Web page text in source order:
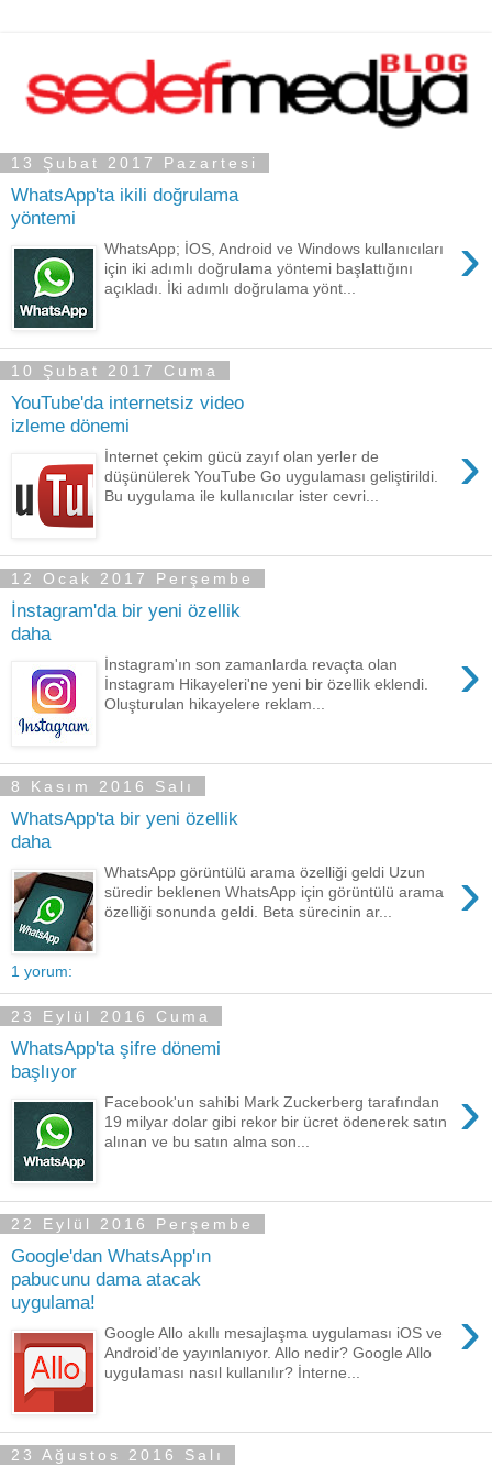
13 Şubat 2017 Pazartesi
WhatsApp'ta ikili doğrulama
yöntemi
›
WhatsApp; İOS, Android ve Windows kullanıcıları
için iki adımlı doğrulama yöntemi başlattığını
açıkladı. İki adımlı doğrulama yönt...
10 Şubat 2017 Cuma
YouTube'da internetsiz video
izleme dönemi
›
İnternet çekim gücü zayıf olan yerler de
düşünülerek YouTube Go uygulaması geliştirildi.
Bu uygulama ile kullanıcılar ister cevri...
12 Ocak 2017 Perşembe
İnstagram'da bir yeni özellik
daha
›
İnstagram'ın son zamanlarda revaçta olan
İnstagram Hikayeleri'ne yeni bir özellik eklendi.
Oluşturulan hikayelere reklam...
8 Kasım 2016 Salı
WhatsApp'ta bir yeni özellik
daha
›
WhatsApp görüntülü arama özelliği geldi Uzun
süredir beklenen WhatsApp için görüntülü arama
özelliği sonunda geldi. Beta sürecinin ar...
1 yorum:
23 Eylül 2016 Cuma
WhatsApp'ta şifre dönemi
başlıyor
›
Facebook'un sahibi Mark Zuckerberg tarafından
19 milyar dolar gibi rekor bir ücret ödenerek satın
alınan ve bu satın alma son...
22 Eylül 2016 Perşembe
Google'dan WhatsApp'ın
pabucunu dama atacak
uygulama!
›
Google Allo akıllı mesajlaşma uygulaması iOS ve
Android’de yayınlanıyor. Allo nedir? Google Allo
uygulaması nasıl kullanılır? İnterne...
23 Ağustos 2016 Salı